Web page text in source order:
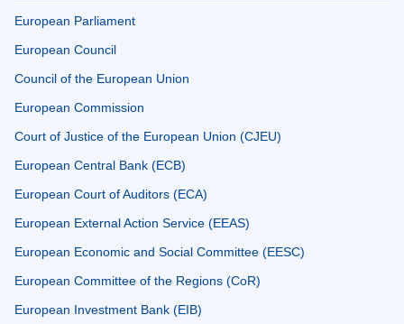
European Parliament
European Council
Council of the European Union
European Commission
Court of Justice of the European Union (CJEU)
European Central Bank (ECB)
European Court of Auditors (ECA)
European External Action Service (EEAS)
European Economic and Social Committee (EESC)
European Committee of the Regions (CoR)
European Investment Bank (EIB)